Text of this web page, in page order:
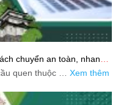
chuyển an toàn, nhanh
quen thuộc … Xem thêm